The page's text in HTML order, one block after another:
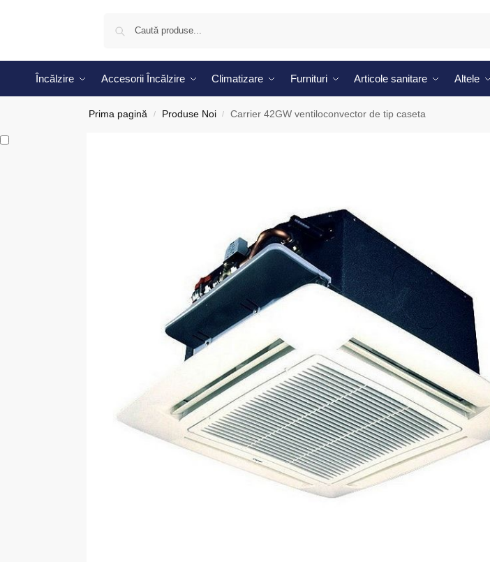
Încălzire Accesorii Încălzire Climatizare Furnituri Articole sanitare Altele
Prima pagină / Produse Noi / Carrier 42GW ventiloconvector de tip caseta